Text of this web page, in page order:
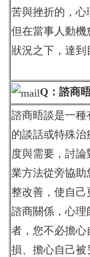
苦與挫折的，心
但在當事人動機
狀況之下，達到
Q：諮商
諮商晤談是一
的談話或特殊
度與需要，討
業方法從旁協助
整改善，使自己
諮商關係，心理
者，您不必擔心
損、擔心自己